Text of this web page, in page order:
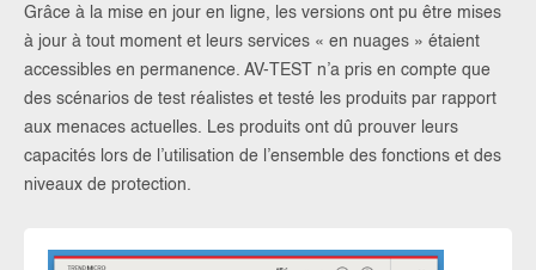
Grâce à la mise en jour en ligne, les versions ont pu être mises
à jour à tout moment et leurs services « en nuages » étaient
accessibles en permanence. AV-TEST n’a pris en compte que
des scénarios de test réalistes et testé les produits par rapport
aux menaces actuelles. Les produits ont dû prouver leurs
capacités lors de l’utilisation de l’ensemble des fonctions et des
niveaux de protection.